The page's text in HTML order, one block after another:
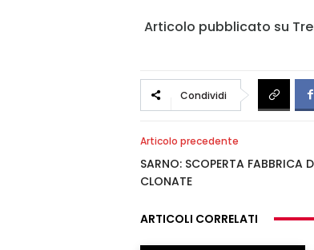
Articolo pubblicato su
Condividi
Articolo precedente
SARNO: SCOPERTA FABBRICA
CLONATE
ARTICOLI CORRELATI